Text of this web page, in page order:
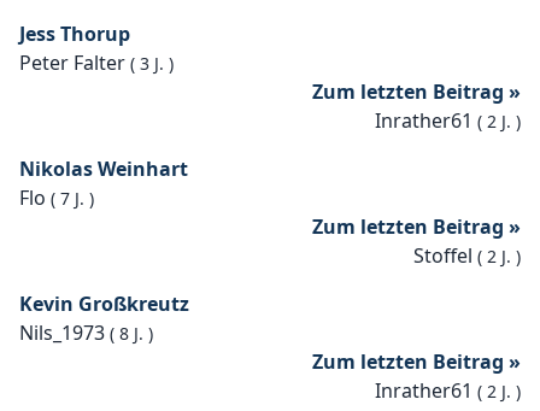
Jess Thorup
Peter Falter ( 3 J. )
Zum letzten Beitrag »
Inrather61 ( 2 J. )
Nikolas Weinhart
Flo ( 7 J. )
Zum letzten Beitrag »
Stoffel ( 2 J. )
Kevin Großkreutz
Nils_1973 ( 8 J. )
Zum letzten Beitrag »
Inrather61 ( 2 J. )